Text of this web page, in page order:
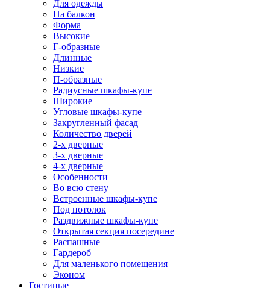
Для одежды
На балкон
Форма
Высокие
Г-образные
Длинные
Низкие
П-образные
Радиусные шкафы-купе
Широкие
Угловые шкафы-купе
Закругленный фасад
Количество дверей
2-х дверные
3-х дверные
4-х дверные
Особенности
Во всю стену
Встроенные шкафы-купе
Под потолок
Раздвижные шкафы-купе
Открытая секция посередине
Распашные
Гардероб
Для маленького помещения
Эконом
Гостиные